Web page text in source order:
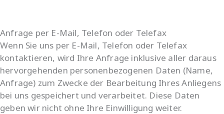
Anfrage per E-Mail, Telefon oder Telefax
Wenn Sie uns per E-Mail, Telefon oder Telefax
kontaktieren, wird Ihre Anfrage inklusive aller daraus
hervorgehenden personenbezogenen Daten (Name,
Anfrage) zum Zwecke der Bearbeitung Ihres Anliegens
bei uns gespeichert und verarbeitet. Diese Daten
geben wir nicht ohne Ihre Einwilligung weiter.